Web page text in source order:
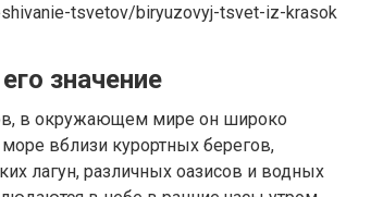
tsvetov/biryuzovyj-tsvet-iz-krasok
значение
в окружающем мире он широко
вблизи курортных берегов,
лагун, различных оазисов и водных